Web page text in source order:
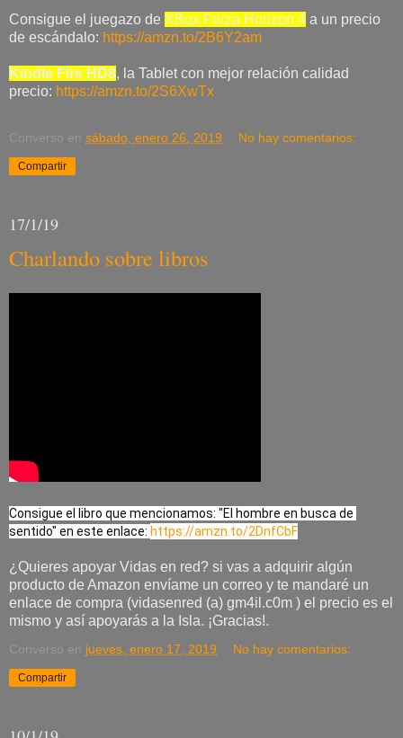
Consigue el juegazo de XBox Forza Horizon 4 a un precio
de escándalo: https://amzn.to/2B6Y2am
Kindle Fire HD8, la Tablet con mejor relación calidad
precio: https://amzn.to/2S6XwTx
Converso en sábado, enero 26, 2019 No hay comentarios:
Compartir
17/1/19
Charlando sobre libros
Consigue el libro que mencionamos: "El hombre en busca de
sentido" en este enlace: https://amzn.to/2DnfCbF
¿Quieres apoyar Vidas en red? si vas a adquirir algún
producto de Amazon envíame un correo y te mandaré un
enlace de compra (vidasenred (a) gm4il.c0m ) el precio es el
mismo y así apoyarás a la Isla. ¡Gracias!.
Converso en jueves, enero 17, 2019 No hay comentarios:
Compartir